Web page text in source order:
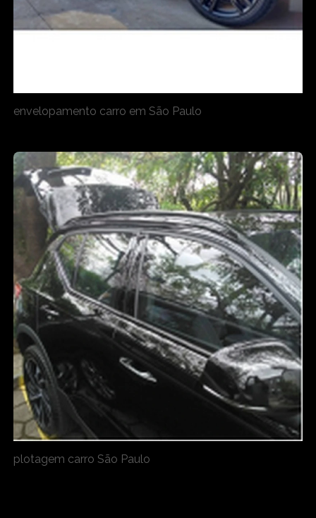
envelopamento carro em São Paulo
plotagem carro São Paulo